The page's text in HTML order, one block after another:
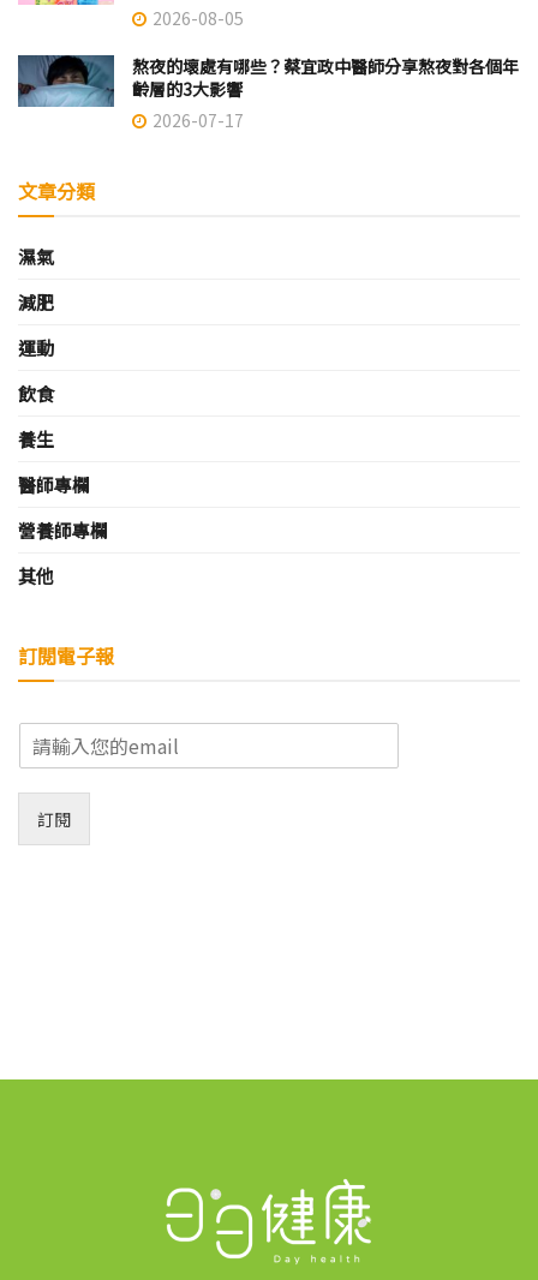
2026-08-05
熬夜的壞處有哪些？蔡宜政中醫師分享熬夜對各個年
齡層的3大影響
2026-07-17
文章分類
濕氣
減肥
運動
飲食
養生
醫師專欄
營養師專欄
其他
訂閱電子報
E
m
*
訂閱